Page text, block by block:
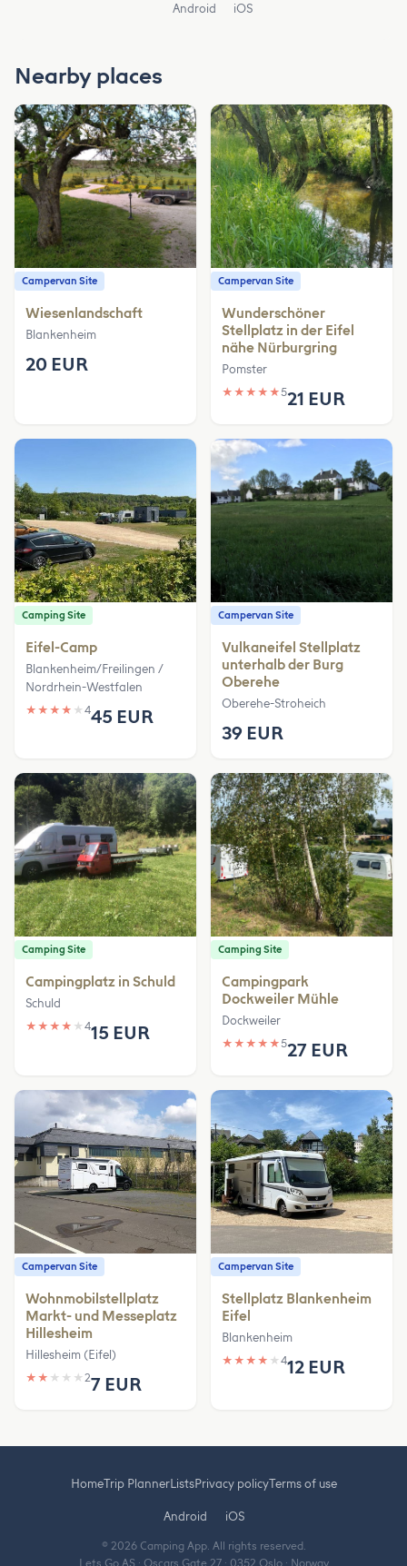
Android iOS
Nearby places
Campervan Site
Wiesenlandschaft
Blankenheim
20 EUR
Campervan Site
Wunderschöner
Stellplatz in der Eifel
nähe Nürburgring
Pomster
★ ★ ★ ★ ★521 EUR
Camping Site
Eifel-Camp
Blankenheim/Freilingen /
Nordrhein-Westfalen
★ ★ ★ ★ ★ 445 EUR
Campervan Site
Vulkaneifel Stellplatz
unterhalb der Burg
Oberehe
Oberehe-Stroheich
39 EUR
Camping Site
Campingplatz in Schuld
Schuld
★ ★ ★ ★ ★ 415 EUR
Camping Site
Campingpark
Dockweiler Mühle
Dockweiler
★ ★ ★ ★ ★527 EUR
Campervan Site
Wohnmobilstellplatz
Markt- und Messeplatz
Hillesheim
Hillesheim (Eifel)
★ ★ ★ ★ ★ 27 EUR
Campervan Site
Stellplatz Blankenheim
Eifel
Blankenheim
★ ★ ★ ★ ★ 412 EUR
HomeTrip PlannerListsPrivacy policyTerms of use
Android iOS
© 2026 Camping App. All rights reserved.
Lets Go AS · Oscars Gate 27 · 0352 Oslo · Norway